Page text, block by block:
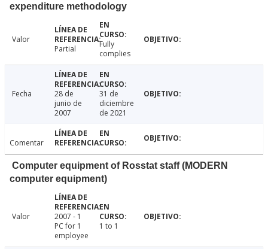
expenditure methodology
Valor
Partial
Fully
complies
Fecha
28 de
junio de
2007
31 de
diciembre
de 2021
Comentar
Computer equipment of Rosstat staff (MODERN
computer equipment)
Valor
2007 - 1
PC for 1
employee
1 to 1